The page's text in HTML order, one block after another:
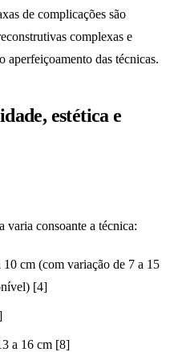
de complicações são
complexas e
aperfeiçoamento das técnicas.
estética e
varia consoante a técnica:
10 cm (com variação de 7 a 15
[4]
a 16 cm [8]